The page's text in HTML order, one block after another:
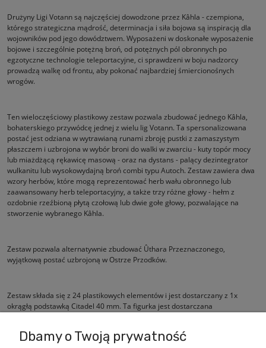
Drużyny Ligi Votann są najczęściej dowodzone przez Kâhla - czempiona,
którego strategiczna mądrość, determinacja i siła bojowa są inspiracją dla
wojowników pod jego dowództwem. Wyposażeni w doskonałe wyposażenie
bojowe i szczególnie potężną broń, od potężnych pól obronnych po
egzotyczne technologie teleportacyjne, ci sprawdzeni w boju nadzorcy
prowadzą walkę od frontu, aby pokonać najbardziej śmiercionośnych
wrogów.
Ten wieloczęściowy plastikowy zestaw pozwala zbudować jednego Kâhla,
bohaterskiego przywódcę jednej z wielu lig Votann. Ta spersonalizowana
postać jest odziana w wytrawianą runami zbroję pustki z zamaszystym
płaszczem i uzbrojona w wybór broni do walki w zwarciu - kuty topór mocy
lub miażdżącą rękawicę masową - oraz na dystans - palący dezintegrator
wulkanitu lub wysokowydajną broń combi typu Autoch. Zestaw zawiera dwa
wzory herbów, które mogą reprezentować herb wału obronnego lub
zaawansowany herb teleportacyjny, a także trzy różne głowy - hełm z
ozdobnie rzeźbioną płytą czołową lub dwie gołe głowy, pozwalające na
stworzenie wybranego Kâhla.
Zestaw pozwala alternatywnie zbudować Ûthara Przeznaczonego,
wyjątkową postać uzbrojoną w Ostrze Przodków.
Zestaw składa się z 24 plastikowych elementów i jest dostarczany z 1x
okrągłą podstawką Citadel 40 mm. Ta figurka jest dostarczana
Dbamy o Twoją prywatność